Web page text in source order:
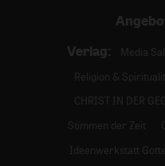
Verlag:
Media
Religion &
CHRIST IN DER
Stimmen der Zeit
Ideenwerkstatt